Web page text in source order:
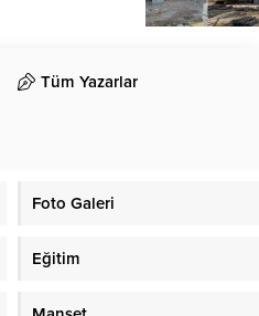
Tüm Yazarlar
Foto Galeri
Eğitim